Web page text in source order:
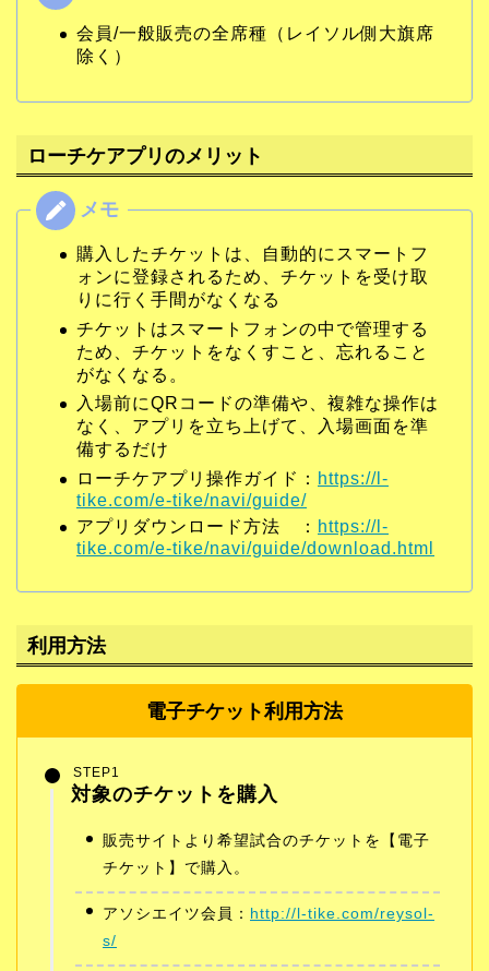
会員/一般販売の全席種（レイソル側大旗席
除く）
ローチケアプリのメリット
購入したチケットは、自動的にスマートフ
ォンに登録されるため、チケットを受け取
りに行く手間がなくなる
チケットはスマートフォンの中で管理する
ため、チケットをなくすこと、忘れること
がなくなる。
入場前にQRコードの準備や、複雑な操作は
なく、アプリを立ち上げて、入場画面を準
備するだけ
ローチケアプリ操作ガイド： https://l-
tike.com/e-tike/navi/guide/
アプリダウンロード方法 ： https://l-
tike.com/e-tike/navi/guide/download.html
利用方法
電子チケット利用方法
STEP1
対象のチケットを購入
販売サイトより希望試合のチケットを【電子
チケット】で購入。
アソシエイツ会員： http://l-tike.com/reysol-
s/